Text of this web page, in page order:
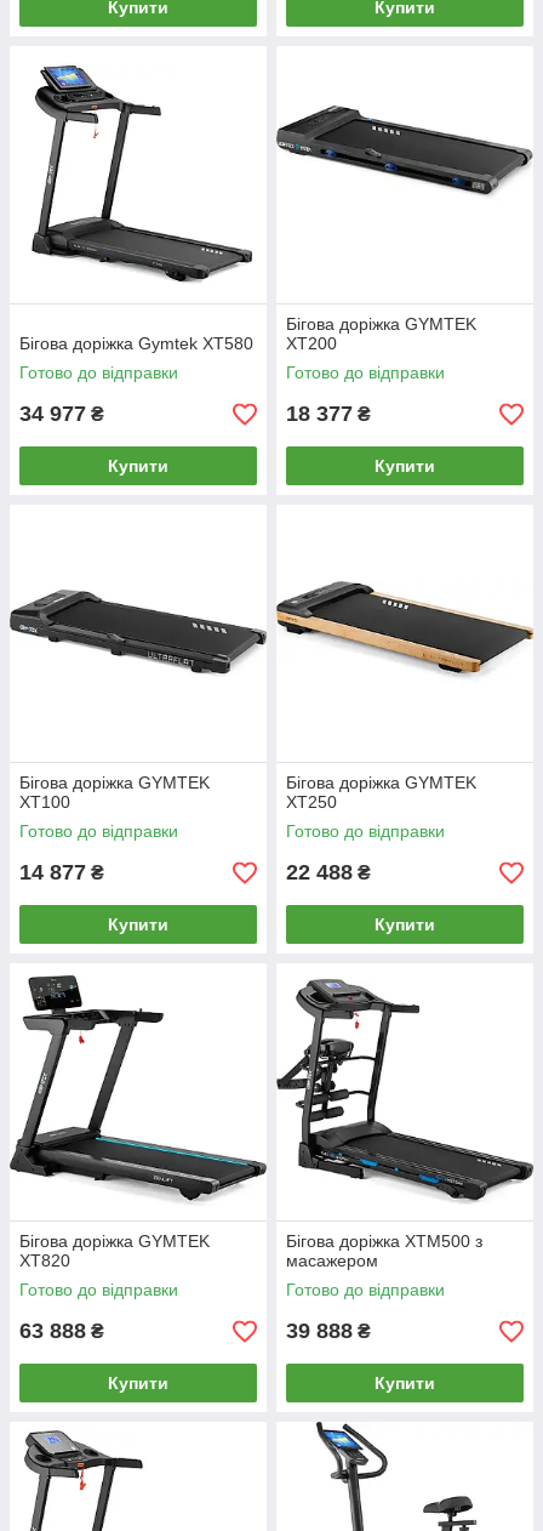
Купити Купити
Бігова доріжка Gymtek XT580
Готово до відправки
34 977 ₴
Купити
Бігова доріжка GYMTEK
XT200
Готово до відправки
18 377 ₴
Купити
Бігова доріжка GYMTEK
XT100
Готово до відправки
14 877 ₴
Купити
Бігова доріжка GYMTEK
XT250
Готово до відправки
22 488 ₴
Купити
Бігова доріжка GYMTEK
XT820
Готово до відправки
63 888 ₴
Купити
Бігова доріжка XTM500 з
масажером
Готово до відправки
39 888 ₴
Купити